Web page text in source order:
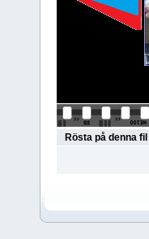
Rösta på denna fil